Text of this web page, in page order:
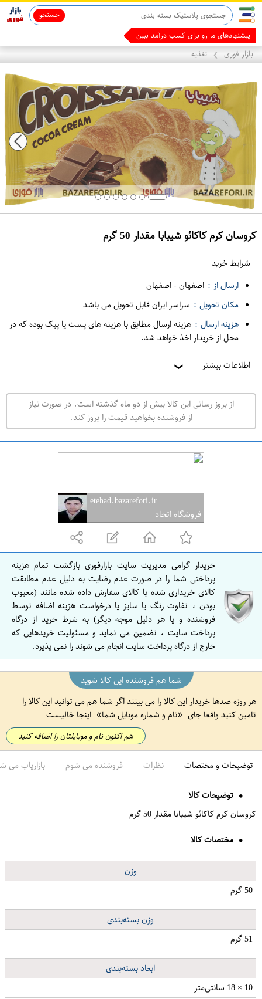
جستجو
پیشنهادهای ما رو برای کسب درآمد ببین
بازار فوری ❯ تغذیه
کروسان کرم کاکائو شیبابا مقدار 50 گرم
ف
ر
ت
ه
ر
ا
ص
ه
ن
ا
ص
ف
ه
ن
شرایط خرید
ارسال از : اصفهان-اصفهان
مکان تحویل : سراسر ایران قابل تحویل می باشد
هزینه ارسال : هزینه ارسال مطابق با هزینه های پست یا پیک بوده که در
محل از خریدار اخذ خواهد شد.
اطلاعات بیشتر ❯
از بروز رسانی این کالا بیش از دو ماه گذشته است. در صورت نیاز
از فروشنده بخواهید قیمت را بروز کند.
etehad.bazarefori.ir
فروشگاه اتحاد
خریدار گرامی مدیریت سایت بازارفوری بازگشت تمام هزینه
پرداختی شما را در صورت عدم رضایت به دلیل عدم مطابقت
کالای خریداری شده با کالای سفارش داده شده مانند (معیوب
بودن ، تفاوت رنگ یا سایز یا درخواست هزینه اضافه توسط
فروشنده و یا هر دلیل موجه دیگر) به شرط خرید از درگاه
پرداخت سایت ، تضمین می نماید و مسئولیت خریدهایی که
خارج از درگاه پرداخت سایت انجام می شوند را نمی پذیرد.
شما هم فروشنده این کالا شوید
هر روزه صدها خریدار این کالا را می بینند اگر شما هم می توانید این کالا را
تامین کنید واقعا جای
نام و شماره موبایل شما اینجا خالیست
هم اکنون نام و موبایلتان را اضافه کنید
توضیحات و مختصات نظرات فروشنده می شوم بازاریاب می
توضیحات کالا
کروسان کرم کاکائو شیبابا مقدار 50 گرم
مختصات کالا
وزن
50 گرم
وزن بسته‌بندی
51 گرم
ابعاد بسته‌بندی
10 × 18 سانتی‌متر